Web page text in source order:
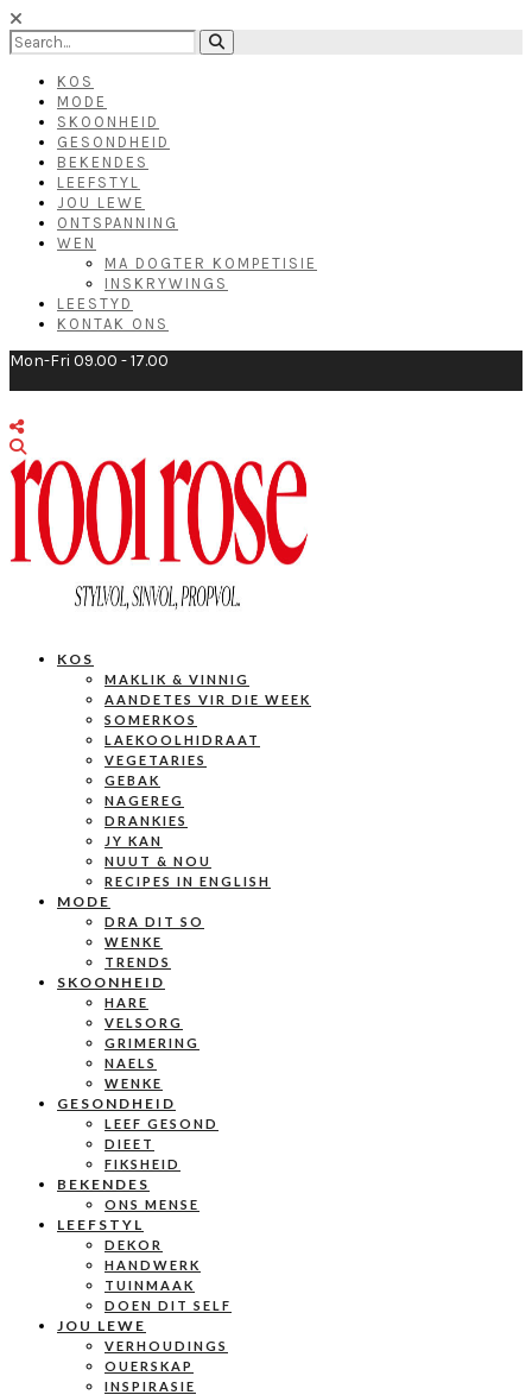
KOS
MODE
SKOONHEID
GESONDHEID
BEKENDES
LEEFSTYL
JOU LEWE
ONTSPANNING
WEN
MA DOGTER KOMPETISIE
INSKRYWINGS
LEESTYD
KONTAK ONS
Mon-Fri 09.00 - 17.00
KOS
MAKLIK & VINNIG
AANDETES VIR DIE WEEK
SOMERKOS
LAEKOOLHIDRAAT
VEGETARIES
GEBAK
NAGEREG
DRANKIES
JY KAN
NUUT & NOU
RECIPES IN ENGLISH
MODE
DRA DIT SO
WENKE
TRENDS
SKOONHEID
HARE
VELSORG
GRIMERING
NAELS
WENKE
GESONDHEID
LEEF GESOND
DIEET
FIKSHEID
BEKENDES
ONS MENSE
LEEFSTYL
DEKOR
HANDWERK
TUINMAAK
DOEN DIT SELF
JOU LEWE
VERHOUDINGS
OUERSKAP
INSPIRASIE